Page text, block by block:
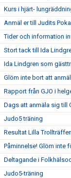
Kurs i hjärt-
Anmäl er till Judits
Tider och information
Stort tack till Ida
Ida Lindgren som
Glöm inte bort att
Rapport från GJO i
Dags att anmäla sig till
Judo5 träning
Resultat Lilla
Påminnelse! Glöm inte
Deltagande i
Judo5-träning